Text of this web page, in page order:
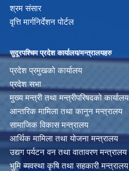
श्रम संसार
वृत्ति मार्गनिर्देशन पोर्टल
सुदूरपश्चिम प्रदेश कार्यालय/मन्त्रालयहरु
प्रदेश प्रमुखको कार्यालय
प्रदेश सभा
मुख्य मन्त्री तथा मन्त्रीपरिषदको कार्यालय
आन्तरिक मामिला तथा कानुन मन्त्रालय
सामाजिक विकास मन्त्रालय
आर्थिक मामिला तथा योजना मन्त्रालय
उद्यग पर्यटन वन तथा वातावरण मन्त्रालय
भुमि ब्यवस्था कृषि तथा सहकारी मन्त्रालय